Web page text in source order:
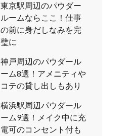
東京駅周辺のパウダー
ルームならここ！仕事
の前に身だしなみを完
璧に
神戸周辺のパウダール
ーム8選！アメニティや
コテの貸し出しもあり
横浜駅周辺パウダール
ーム9選！メイク中に充
電可のコンセント付も